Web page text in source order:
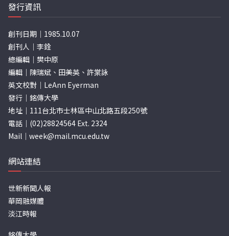
發行資訊
創刊日期｜1985.10.07
創刊人｜李銓
總編輯｜樊中原
編輯｜陳瑞斌、田美英、許棠詠
英文校對｜LeAnn Eyerman
發行｜銘傳大學
地址｜111台北市士林區中山北路五段250號
電話｜(02)28824564 Ext. 2324
Mail｜ week@mail.mcu.edu.tw
網站連結
世新新聞人報
華岡融媒體
淡江時報